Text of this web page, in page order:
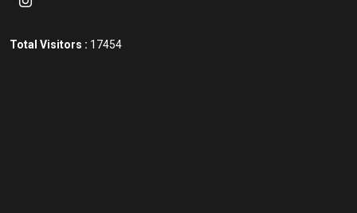
Total Visitors : 17454